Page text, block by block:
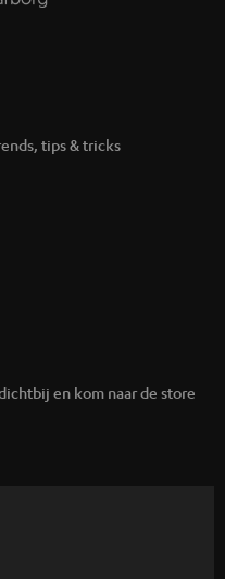
tips & tricks
en kom naar de store